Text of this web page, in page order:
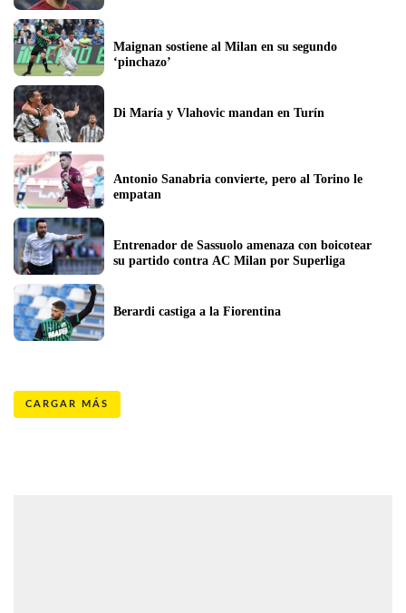
Maignan sostiene al Milan en su segundo
‘pinchazo’
Di María y Vlahovic mandan en Turín
Antonio Sanabria convierte, pero al Torino le
empatan
Entrenador de Sassuolo amenaza con boicotear
su partido contra AC Milan por Superliga
Berardi castiga a la Fiorentina
CARGAR MÁS